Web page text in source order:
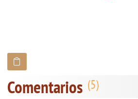
Comentarios